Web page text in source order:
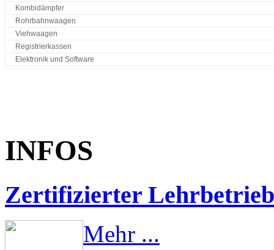
Kombidämpfer
Rohrbahnwaagen
Viehwaagen
Registrierkassen
Elektronik und Software
INFOS
Zertifizierter Lehrbetrieb
Mehr ...